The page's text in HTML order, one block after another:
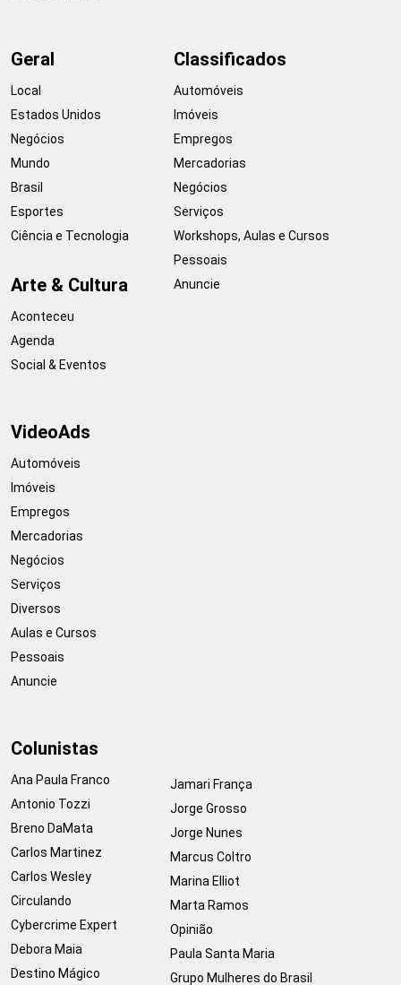
Geral
Local
Estados Unidos
Negócios
Mundo
Brasil
Esportes
Ciência e Tecnologia
Arte & Cultura
Aconteceu
Agenda
Social & Eventos
Classificados
Automóveis
Imóveis
Empregos
Mercadorias
Negócios
Serviços
Workshops, Aulas e Cursos
Pessoais
Anuncie
VideoAds
Automóveis
Imóveis
Empregos
Mercadorias
Negócios
Serviços
Diversos
Aulas e Cursos
Pessoais
Anuncie
Colunistas
Ana Paula Franco
Antonio Tozzi
Breno DaMata
Carlos Martinez
Carlos Wesley
Circulando
Cybercrime Expert
Debora Maia
Destino Mágico
Jamari França
Jorge Grosso
Jorge Nunes
Marcus Coltro
Marina Elliot
Marta Ramos
Opinião
Paula Santa Maria
Grupo Mulheres do Brasil